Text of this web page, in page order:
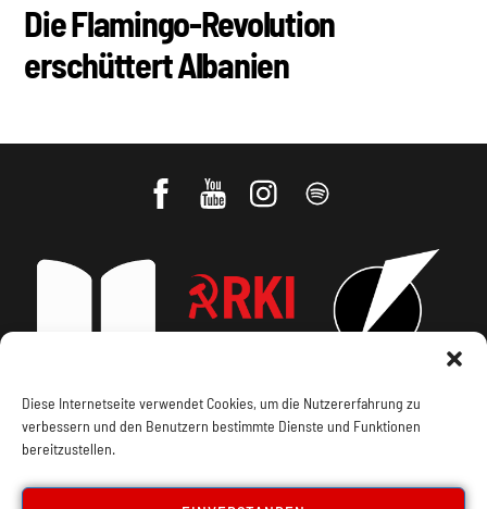
Diese Internetseite verwendet Cookies, um die Nutzererfahrung zu
verbessern und den Benutzern bestimmte Dienste und Funktionen
bereitzustellen.
Die Flamingo-Revolution
erschüttert Albanien
Impressum, Offenlegung Cookie Policy
Datenschutz Kontakt